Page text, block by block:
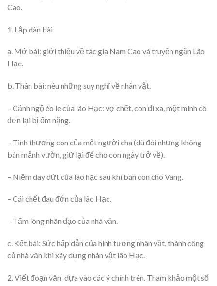
Cao.
1. Lập dàn bài
a. Mở bài: giới thiệu về tác gia Nam Cao và truyện ngắn Lão
Hạc.
b. Thân bài: nêu những suy nghĩ về nhân vật.
– Cảnh ngộ éo le của lão Hạc: vợ chết, con đi xa, một mình cô
đơn lại bị ốm nặng.
– Tình thương con của một người cha (dù đói nhưng không
bán mảnh vườn, giữ lại để cho con ngày trở về).
– Niềm day dứt của lão hạc sau khi bán con chó Vàng.
– Cái chết đau đớn của lão Hạc.
– Tấm lòng nhân đạo của nhà văn.
c. Kết bài: Sức hấp dẫn của hình tượng nhân vật, thành công
củ nhà văn khi xây dựng nhân vật lão Hạc.
2. Viết đoạn văn: dựa vào các ý chính trên. Tham khảo một số